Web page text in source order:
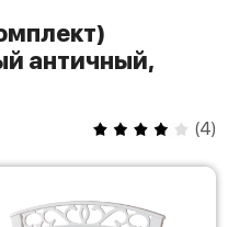
античный,
(4)